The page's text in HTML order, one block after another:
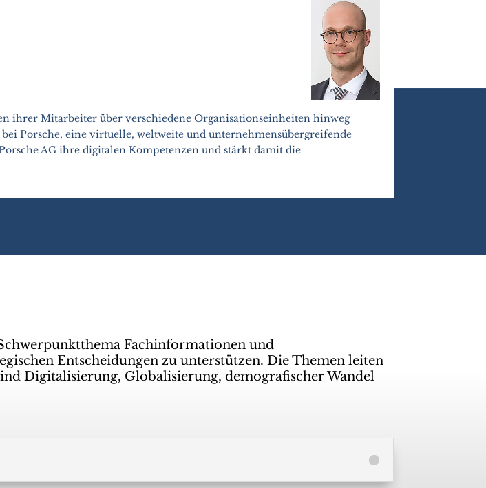
ihrer Mitarbeiter über verschiedene Organisationseinheiten hinweg
Porsche, eine virtuelle, weltweite und unternehmensübergreifende
AG ihre digitalen Kompetenzen und stärkt damit die
Fachinformationen und
Entscheidungen zu unterstützen. Die Themen leiten
Digitalisierung, Globalisierung, demografischer Wandel